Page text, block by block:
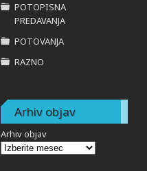
POTOPISNA
PREDAVANJA
POTOVANJA
RAZNO
Arhiv objav
Arhiv objav